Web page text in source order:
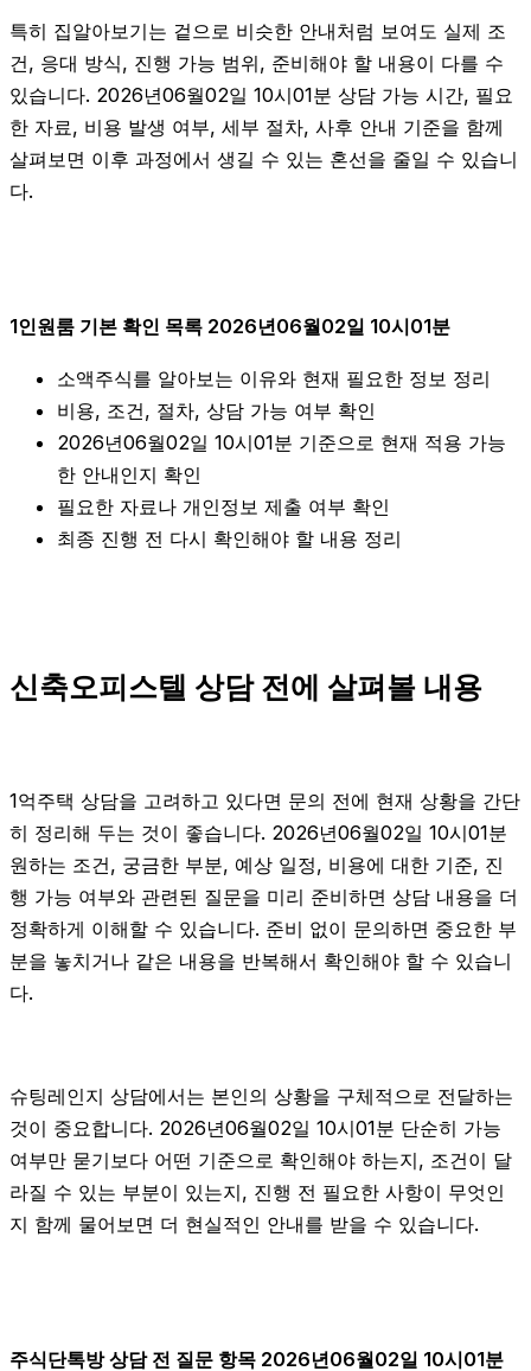
특히 집알아보기는 겉으로 비슷한 안내처럼 보여도 실제 조
건, 응대 방식, 진행 가능 범위, 준비해야 할 내용이 다를 수
있습니다. 2026년06월02일 10시01분 상담 가능 시간, 필요
한 자료, 비용 발생 여부, 세부 절차, 사후 안내 기준을 함께
살펴보면 이후 과정에서 생길 수 있는 혼선을 줄일 수 있습니
다.
1인원룸 기본 확인 목록 2026년06월02일 10시01분
소액주식를 알아보는 이유와 현재 필요한 정보 정리
비용, 조건, 절차, 상담 가능 여부 확인
2026년06월02일 10시01분 기준으로 현재 적용 가능
한 안내인지 확인
필요한 자료나 개인정보 제출 여부 확인
최종 진행 전 다시 확인해야 할 내용 정리
신축오피스텔 상담 전에 살펴볼 내용
1억주택 상담을 고려하고 있다면 문의 전에 현재 상황을 간단
히 정리해 두는 것이 좋습니다. 2026년06월02일 10시01분
원하는 조건, 궁금한 부분, 예상 일정, 비용에 대한 기준, 진
행 가능 여부와 관련된 질문을 미리 준비하면 상담 내용을 더
정확하게 이해할 수 있습니다. 준비 없이 문의하면 중요한 부
분을 놓치거나 같은 내용을 반복해서 확인해야 할 수 있습니
다.
슈팅레인지 상담에서는 본인의 상황을 구체적으로 전달하는
것이 중요합니다. 2026년06월02일 10시01분 단순히 가능
여부만 묻기보다 어떤 기준으로 확인해야 하는지, 조건이 달
라질 수 있는 부분이 있는지, 진행 전 필요한 사항이 무엇인
지 함께 물어보면 더 현실적인 안내를 받을 수 있습니다.
주식단톡방 상담 전 질문 항목 2026년06월02일 10시01분